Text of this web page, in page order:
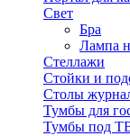
Свет
Бра
Лампа
Стеллажи
Стойки и
Столы
Тумбы для
Тумбы под